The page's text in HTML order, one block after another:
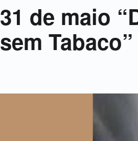
31 de maio
sem Tabaco”